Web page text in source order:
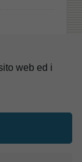
web ed i